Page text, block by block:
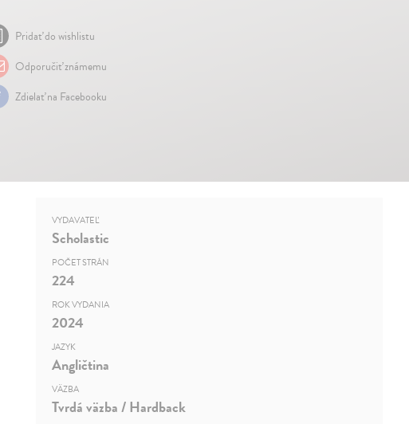
Pridať do wishlistu
Odporučiť známemu
Zdielať na Facebooku
VYDAVATEĽ
Scholastic
POČET STRÁN
224
ROK VYDANIA
2024
JAZYK
Angličtina
VÄZBA
Tvrdá väzba / Hardback